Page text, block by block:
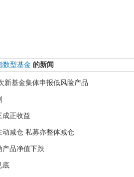
数型基金 的新闻
新基金集体申报低风险产品
成正收益
减仓 私募亦整体减仓
产品净值下跌
底